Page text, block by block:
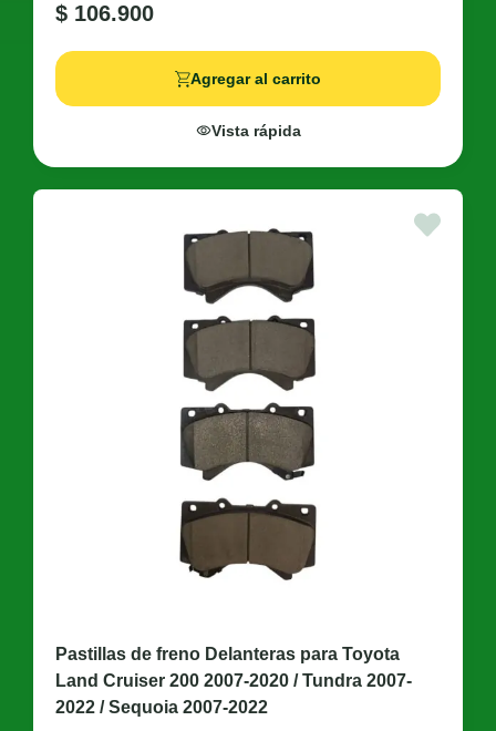
$ 106.900
Agregar al carrito
Vista rápida
Pastillas de freno Delanteras para Toyota
Land Cruiser 200 2007-2020 / Tundra 2007-
2022 / Sequoia 2007-2022